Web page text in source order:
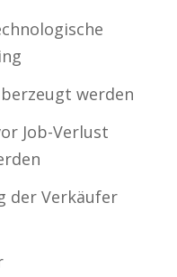
werden
Job-Verlust
der Verkäufer